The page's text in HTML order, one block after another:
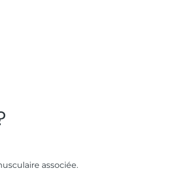
associée.